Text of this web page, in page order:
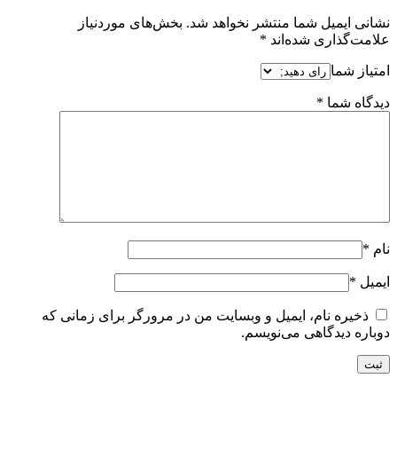
نشانی ایمیل شما منتشر نخواهد شد. بخش‌های موردنیاز
علامت‌گذاری شده‌اند *
امتیاز شما
دیدگاه شما *
نام *
ایمیل *
ذخیره نام، ایمیل و وبسایت من در مرورگر برای زمانی که
دوباره دیدگاهی می‌نویسم.